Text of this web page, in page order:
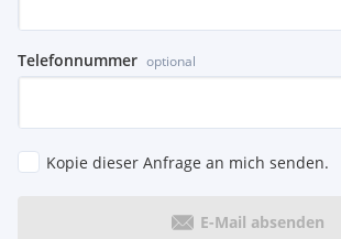
Telefonnummer optional
Kopie dieser Anfrage an mich senden.
E-Mail absenden